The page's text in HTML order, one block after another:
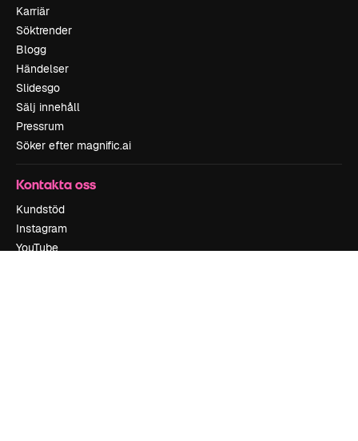
Karriär
Söktrender
Blogg
Händelser
Slidesgo
Sälj innehåll
Pressrum
Söker efter magnific.ai
Kontakta oss
Kundstöd
Instagram
YouTube